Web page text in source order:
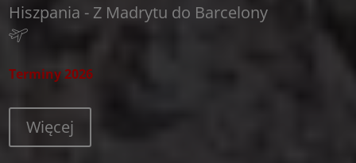
Hiszpania - Z Madrytu do Barcelony
Terminy 2026
Więcej